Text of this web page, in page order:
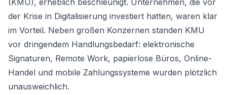
(KMU), erheblich beschleunigt. Unternehmen, die vor
der Krise in Digitalisierung investiert hatten, waren klar
im Vorteil. Neben großen Konzernen standen KMU
vor dringendem Handlungsbedarf: elektronische
Signaturen, Remote Work, papierlose Büros, Online-
Handel und mobile Zahlungssysteme wurden plötzlich
unausweichlich.